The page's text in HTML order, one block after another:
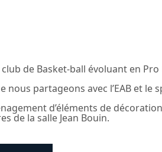
de Basket-ball évoluant en
nous partageons avec l’EAB et le
d’éléments de
de la salle Jean Bouin.